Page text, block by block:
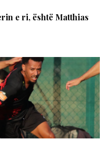
e ri, është Matthias